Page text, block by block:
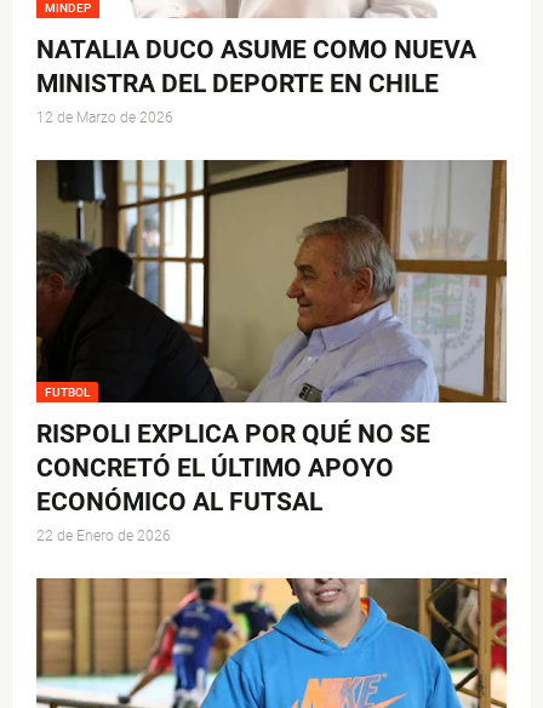
MINDEP
NATALIA DUCO ASUME COMO NUEVA
MINISTRA DEL DEPORTE EN CHILE
12 de Marzo de 2026
FUTBOL
RISPOLI EXPLICA POR QUÉ NO SE
CONCRETÓ EL ÚLTIMO APOYO
ECONÓMICO AL FUTSAL
22 de Enero de 2026